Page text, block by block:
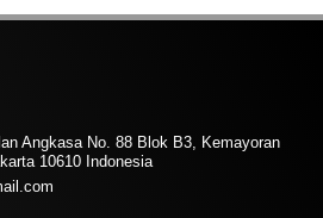
Angkasa No. 88 Blok B3, Kemayoran
10610 Indonesia